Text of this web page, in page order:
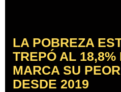
LA POBREZA
TREPÓ AL 18,8%
MARCA SU
DESDE 2019